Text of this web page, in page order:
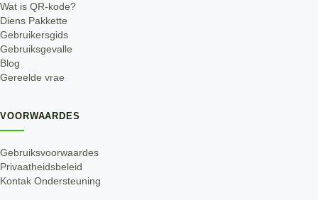
Wat is QR-kode?
Diens Pakkette
Gebruikersgids
Gebruiksgevalle
Blog
Gereelde vrae
VOORWAARDES
Gebruiksvoorwaardes
Privaatheidsbeleid
Kontak Ondersteuning